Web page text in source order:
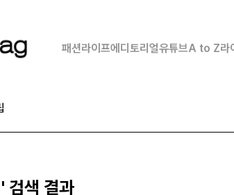
패션라이프에디토리얼유튜브A to Z라
' 검색 결과